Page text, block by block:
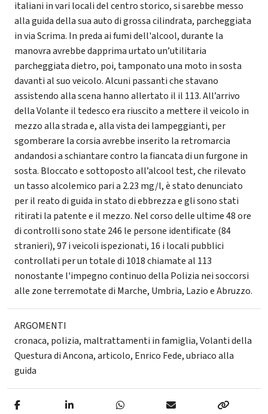
italiani in vari locali del centro storico, si sarebbe messo
alla guida della sua auto di grossa cilindrata, parcheggiata
in via Scrima. In preda ai fumi dell'alcool, durante la
manovra avrebbe dapprima urtato un’utilitaria
parcheggiata dietro, poi, tamponato una moto in sosta
davanti al suo veicolo. Alcuni passanti che stavano
assistendo alla scena hanno allertato il il 113. All’arrivo
della Volante il tedesco era riuscito a mettere il veicolo in
mezzo alla strada e, alla vista dei lampeggianti, per
sgomberare la corsia avrebbe inserito la retromarcia
andandosi a schiantare contro la fiancata di un furgone in
sosta. Bloccato e sottoposto all’alcool test, che rilevato
un tasso alcolemico pari a 2.23 mg/l, è stato denunciato
per il reato di guida in stato di ebbrezza e gli sono stati
ritirati la patente e il mezzo. Nel corso delle ultime 48 ore
di controlli sono state 246 le persone identificate (84
stranieri), 97 i veicoli ispezionati, 16 i locali pubblici
controllati per un totale di 1018 chiamate al 113
nonostante l'impegno continuo della Polizia nei soccorsi
alle zone terremotate di Marche, Umbria, Lazio e Abruzzo.
ARGOMENTI
cronaca, polizia, maltrattamenti in famiglia,Volanti della
Questura di Ancona,articolo, Enrico Fede,ubriaco alla
guida